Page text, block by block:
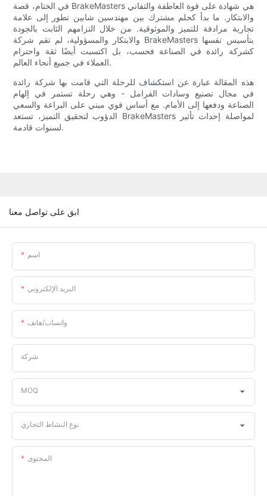
في الختام، قصة BrakeMasters هي شهادة على قوة العاطفة والتفاني
والابتكار. ما بدأ كحلم مشترك بين مهندسين شابين تطور إلى علامة
تجارية مرادفة للتميز والموثوقية. من خلال التزامهم الثابت بالجودة
والابتكار والمسؤولية، لم تقم شركة BrakeMasters بتأسيس نفسها
كشركة رائدة في الصناعة فحسب، بل اكتسبت أيضًا ثقة واحترام
العملاء في جميع أنحاء العالم.
هذه المقالة عبارة عن استكشاف للرحلة التي قامت بها شركة رائدة
في مجال تصنيع وسادات الفرامل - وهي رحلة تستمر في إلهام
الصناعة ودفعها إلى الأمام. مع أساس قوي مبني على البراعة والسعي
الدؤوب لتحقيق التميز، تستعد BrakeMasters لمواصلة إحداث تأثير
لسنوات قادمة.
ابق على تواصل معنا
اسم
البريد الإلكتروني
واتساب/هاتف
شركة
MOQ
نوع النشاط التجاري
المحتوى